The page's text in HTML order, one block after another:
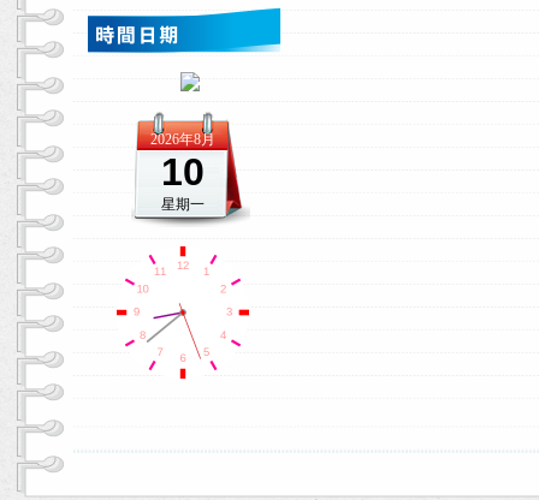
2026年8月
10
星期一